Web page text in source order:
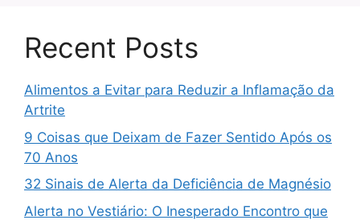
Recent Posts
Alimentos a Evitar para Reduzir a Inflamação da
Artrite
9 Coisas que Deixam de Fazer Sentido Após os
70 Anos
32 Sinais de Alerta da Deficiência de Magnésio
Alerta no Vestiário: O Inesperado Encontro que